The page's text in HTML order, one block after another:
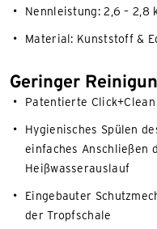
Nennleistung: 2,6 – 2,8
Material: Kunststoff &
Geringer
Patentierte
Hygienisches Spülen
einfaches Anschließen
Heißwasserauslauf
Eingebauter
der Tropfschale